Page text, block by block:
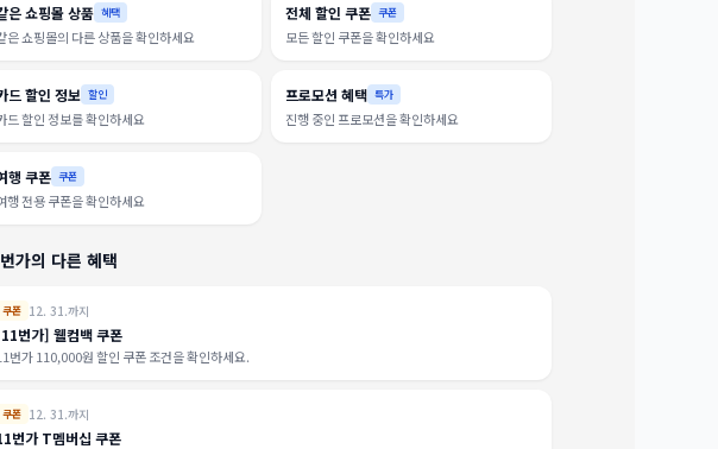
은 쇼핑몰 상품 혜택
은 쇼핑몰의 다른 상품을 확인하세요
전체 할인 쿠폰 쿠폰
모든 할인 쿠폰을 확인하세요
드 할인 정보 할인
드 할인 정보를 확인하세요
프로모션 혜택 특가
진행 중인 프로모션을 확인하세요
행 쿠폰 쿠폰
행 전용 쿠폰을 확인하세요
가의 다른 혜택
쿠폰 12. 31.까지
번가] 웰컴백 쿠폰
번가 110,000원 할인 쿠폰 조건을 확인하세요.
쿠폰 12. 31.까지
번가 T멤버십 쿠폰